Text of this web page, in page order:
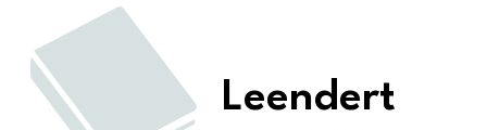
Leendert